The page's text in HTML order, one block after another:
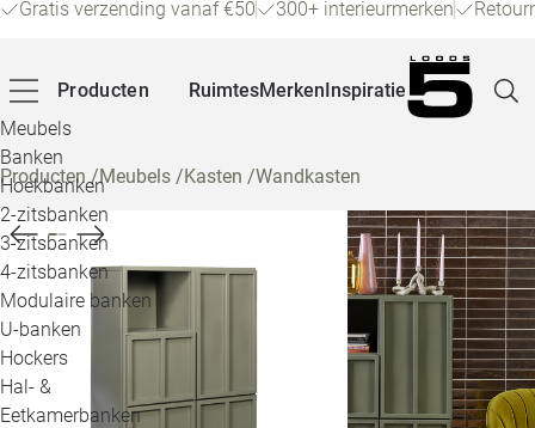
Gratis verzending vanaf €50 300+ interieurmerken
Producten
Meubels
Banken
Hoekbanken
2-zitsbanken
3-zitsbanken
4-zitsbanken
Modulaire banken
U-banken
Hockers
Hal- &
Eetkamerbanken
RuimtesMerkenInspiratie
Producten/Meubels /Kasten /Wandkasten